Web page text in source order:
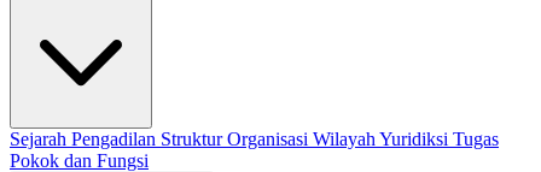
Sejarah Pengadilan Struktur Organisasi Wilayah Yuridiksi Tugas
Pokok dan Fungsi